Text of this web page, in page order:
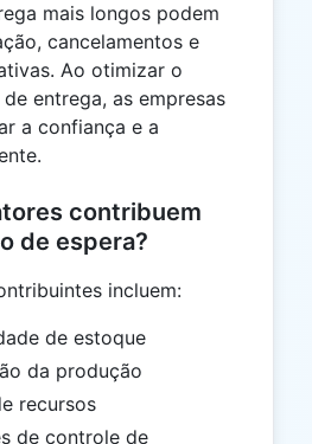
mais longos podem
cancelamentos e
Ao otimizar o
entrega, as empresas
a confiança e a
contribuem
de espera?
incluem:
de estoque
da produção
recursos
de controle de